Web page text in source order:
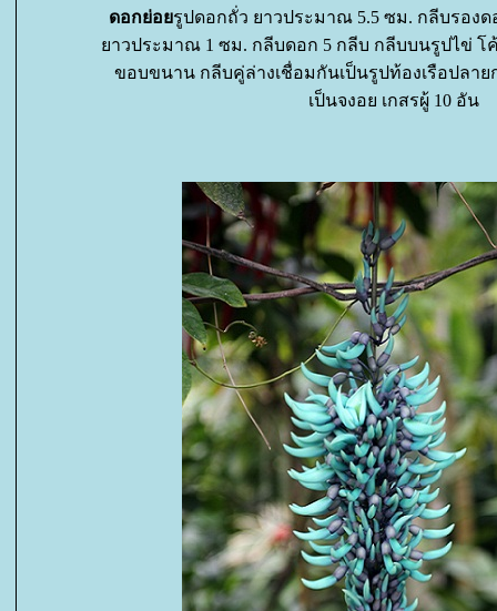
ดอกย่อรูปดอกถั่ว ยาวประมาณ 5.5 ซม. กลีบรอง
าวประมาณ 1 ซม. กลีบดอก 5 กลีบ กลีบบนรูปไข่ โค้
ขอบขนาน กลีบคู่ล่างเชื่อมกันเป็นรูปท้องเรือปลาย
เป็นจงอย เกสรผู้ 10 อัน